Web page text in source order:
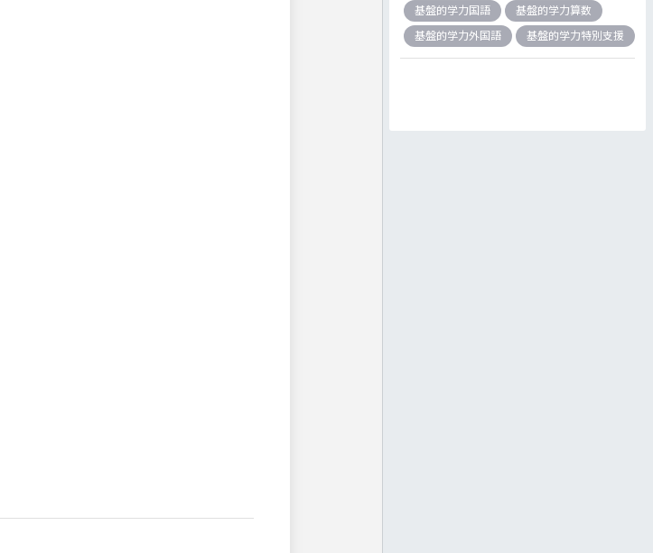
基盤的学力国語
基盤的学力算数
基盤的学力外国語
基盤的学力特別支援